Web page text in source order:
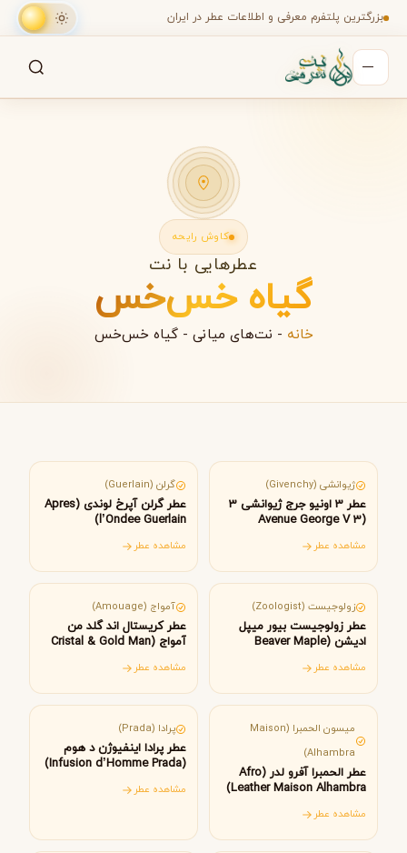
بزرگترین پلتفرم معرفی و اطلاعات عطر در ایران
کاوش رایحه
عطرهایی با نت
گیاه خس‌خس
خانه - نت‌های میانی -گیاه خس‌خس
ژیوانشی (Givenchy)
عطر 3 اونیو جرج ژیوانشی 3
(3 Avenue George V
مشاهده عطر
گرلن (Guerlain)
عطر گرلن آپرخ لوندی (Apres
l’Ondee Guerlain)
مشاهده عطر
زولوجیست (Zoologist)
عطر زولوجیست بیور میپل
ادیشن (Beaver Maple
Perfumes)
مشاهده عطر
آمواج (Amouage)
عطر کریستال اند گلد من
آمواج (Cristal & Gold Man
مشاهده عطر
میسون الحمبرا (Maison
Alhambra)
عطر الحمبرا آفرو لدر (Afro
Leather Maison Alhambra)
مشاهده عطر
پرادا (Prada)
عطر پرادا اینفیوژن د هوم
(Infusion d’Homme Prada)
مشاهده عطر